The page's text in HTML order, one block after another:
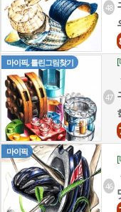
48
마이픽, 틀린그림찾기
47
ㆍ
마이픽
46
ㆍ